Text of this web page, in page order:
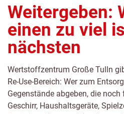
Weitergeben:
einen zu viel
nächsten
Wertstoffzentrum Große Tulln
Re-Use-Bereich: Wer zum
Gegenstände abgeben, die
Geschirr, Haushaltsgeräte,